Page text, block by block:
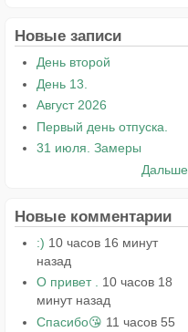
Новые записи
День второй
День 13.
Август 2026
Первый день отпуска.
31 июля. Замеры
Дальше
Новые комментарии
:) 10 часов 16 минут
назад
О привет . 10 часов 18
минут назад
Спасибо😘 11 часов 55